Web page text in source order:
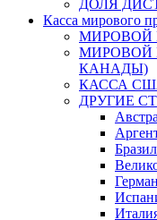
ДОЛЯ
Касса мирового
МИРОВОЙ
МИРОВОЙ
КАНАДЫ)
КАССА
ДРУГИЕ